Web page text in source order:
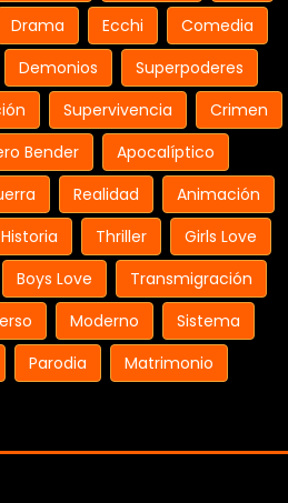
Drama Ecchi
Comedia
Demonios
Superpoderes
Supervivencia
Crimen
Bender
Apocalíptico
Realidad
Animación
Historia Thriller
Girls Love
Boys Love
Transmigración
Moderno
Sistema
Parodia Matrimonio